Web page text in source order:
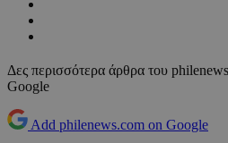
Δες περισσότερα άρθρα του
Google
Add philenews.com on Google